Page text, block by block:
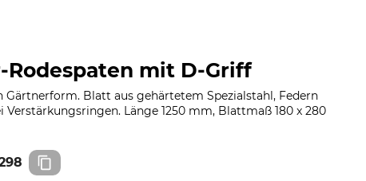
Rodespaten mit D-Griff
Gärtnerform. Blatt aus gehärtetem Spezialstahl, Federn
Länge 1250 mm, Blattmaß 180 x 280